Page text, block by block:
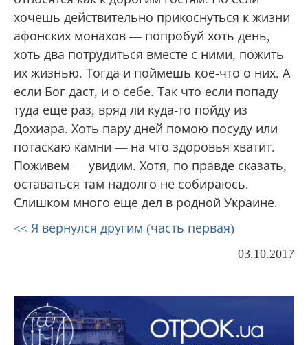
себе. Но, думаю, лишь для первого раза.
Геронда Григорий мудро сказал нам: «В
первый раз приезжают посмотреть, во
второй — попробовать, в третий — как
получится. Может быть, и пожить». К
приезжим священникам на Афоне всегда
относятся как к дорогим гостям. Но если
хочешь действительно прикоснуться к жизни
афонских монахов — попробуй хоть день,
хоть два потрудиться вместе с ними, пожить
их жизнью. Тогда и поймешь кое-что о них. А
туда еще раз, вряд ли куда-то пойду из
Дохиара. Хоть пару дней помою посуду или
оставаться там надолго не собираюсь.
Слишком много еще дел в родной Украине.